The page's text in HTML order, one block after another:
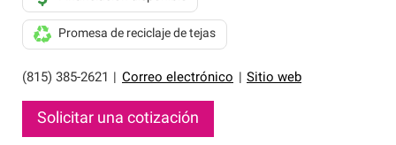
(815) 385-2621 Correo electrónico Sitio web
Promesa de reciclaje de tejas
Solicitar una cotización